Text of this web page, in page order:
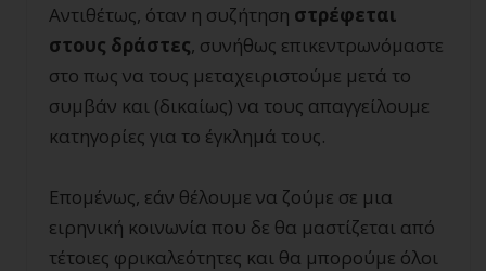
Αντιθέτως, όταν η συζήτηση στρέφεται
στους δράστες, συνήθως επικεντρωνόμαστε
στο πως να τους μεταχειριστούμε μετά το
συμβάν και (δικαίως) να τους απαγγείλουμε
κατηγορίες για το έγκλημά τους.
Επομένως, εάν θέλουμε να ζούμε σε μια
ειρηνική κοινωνία που δε θα μαστίζεται από
τέτοιες φρικαλεότητες και θα μπορούμε όλοι